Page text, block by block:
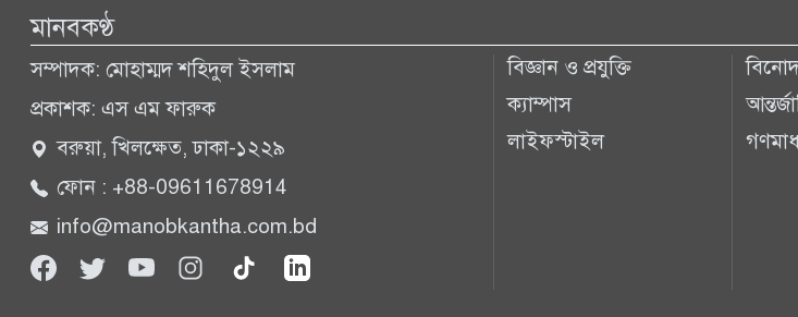
মানবকণ্ঠ
সম্পাদক: মোহাম্মদ শহিদুল ইসলাম
প্রকাশক: এস এম ফারুক
বরুয়া, খিলক্ষেত, ঢাকা-১২২৯
ফোন : +88-09611678914
info@manobkantha.com.bd
বিজ্ঞান ও প্রযুক্তি
ক্যাম্পাস
লাইফস্টাইল